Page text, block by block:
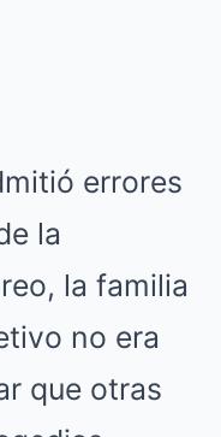
errores
la
la familia
no era
que otras